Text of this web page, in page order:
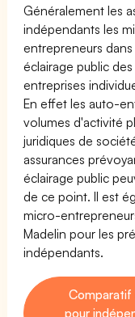
Généralement les
indépendants les
entrepreneurs
éclairage public
entreprises
En effet les auto-
volumes d'activité
juridiques de
assurances
éclairage public
de ce point. Il est
micro-
Madelin pour les
indépendants.
Comparatif
pour